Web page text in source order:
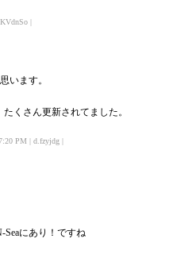
|
います。
くさん更新されてました。
PM | d.fzyjdg |
Seaにあり！ですね